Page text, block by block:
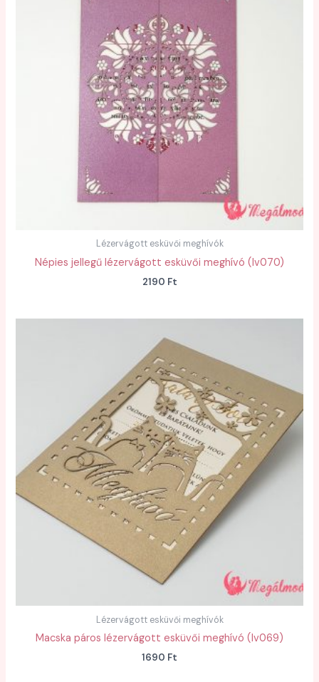
Lézervágott esküvői meghívók
Népies jellegű lézervágott esküvői meghívó (lv070)
2190 Ft
Lézervágott esküvői meghívók
Macska páros lézervágott esküvői meghívó (lv069)
1690 Ft